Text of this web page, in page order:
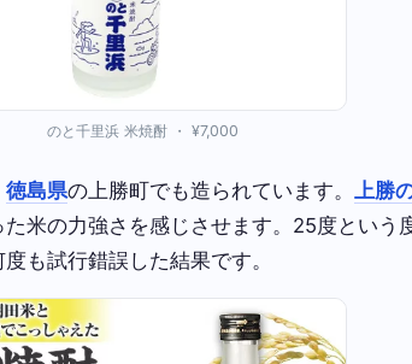
のと千里浜 米焼酎 ・ ¥7,000
徳島県の上勝町でも造られています。上勝
米の力強さを感じさせます。25度という
も試行錯誤した結果です。